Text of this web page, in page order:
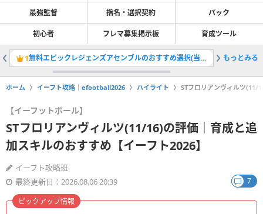
最強監督 指名・選択契約 パック
初心者 フレマ募集掲示板 育成ツール
1 無料エピックレジェンズアセンブルのおすすめ選択(当たり)選手ランキングと引き方 2最強選
もっとみる
ホーム イーフト攻略｜efootball2026 ハイライト STフロリアンヴィルツ(11/
【イーフットボール】
STフロリアンヴィルツ(11/16)の評価｜育成と追
加スキルのおすすめ【イーフト2026】
イーフト攻略班
最終更新日：2026.08.06 20:39
7
ピックアップ情報